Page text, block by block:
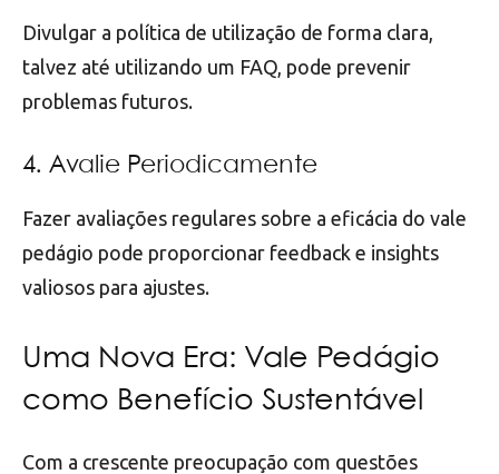
Divulgar a política de utilização de forma clara,
talvez até utilizando um FAQ, pode prevenir
problemas futuros.
4. Avalie Periodicamente
Fazer avaliações regulares sobre a eficácia do vale
pedágio pode proporcionar feedback e insights
valiosos para ajustes.
Uma Nova Era: Vale Pedágio
como Benefício Sustentável
Com a crescente preocupação com questões